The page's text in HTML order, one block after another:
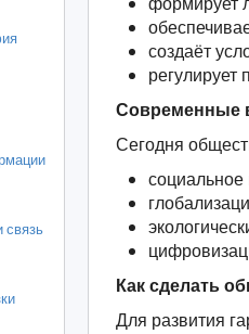
связь
создаёт
Современные
Сегодня
социальное
Как сделать
Для развития